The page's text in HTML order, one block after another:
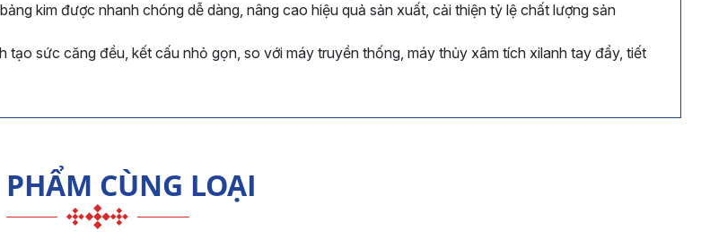
kim được nhanh chóng dễ dàng, nâng cao hiệu quả sản xuất, cải thiện tỷ lệ chất lượng sản
sức căng đều, kết cấu nhỏ gọn, so với máy truyền thống, máy thủy xâm tích xilanh tay đẩy, tiết
CÙNG LOẠI